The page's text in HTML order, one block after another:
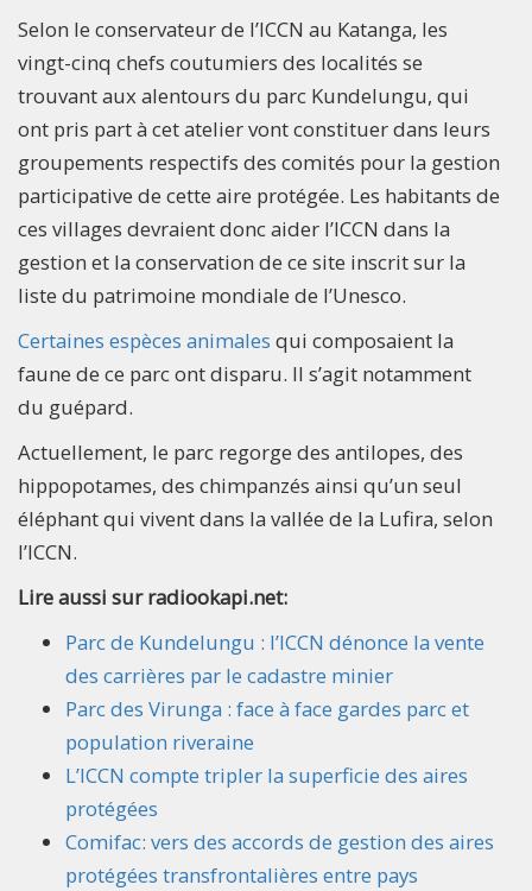
Selon le conservateur de l’ICCN au Katanga, les
vingt-cinq chefs coutumiers des localités se
trouvant aux alentours du parc Kundelungu, qui
ont pris part à cet atelier vont constituer dans leurs
groupements respectifs des comités pour la gestion
participative de cette aire protégée. Les habitants de
ces villages devraient donc aider l’ICCN dans la
gestion et la conservation de ce site inscrit sur la
liste du patrimoine mondiale de l’Unesco.
Certaines espèces animales qui composaient la
faune de ce parc ont disparu. Il s’agit notamment
du guépard.
Actuellement, le parc regorge des antilopes, des
hippopotames, des chimpanzés ainsi qu’un seul
éléphant qui vivent dans la vallée de la Lufira, selon
l’ICCN.
Lire aussi sur radiookapi.net:
Parc de Kundelungu : l’ICCN dénonce la vente
des carrières par le cadastre minier
Parc des Virunga : face à face gardes parc et
population riveraine
L’ICCN compte tripler la superficie des aires
protégées
Comifac: vers des accords de gestion des aires
protégées transfrontalières entre pays